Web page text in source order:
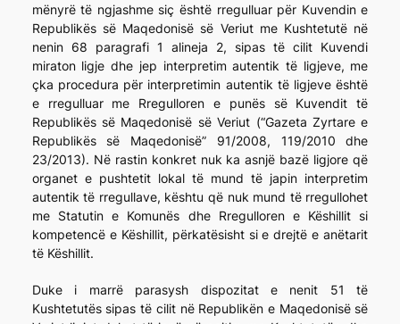
mënyrë të ngjashme siç është rregulluar për Kuvendin e
Republikës së Maqedonisë së Veriut me Kushtetutë në
nenin 68 paragrafi 1 alineja 2, sipas të cilit Kuvendi
miraton ligje dhe jep interpretim autentik të ligjeve, me
çka procedura për interpretimin autentik të ligjeve është
e rregulluar me Rregulloren e punës së Kuvendit të
Republikës së Maqedonisë së Veriut (“Gazeta Zyrtare e
Republikës së Maqedonisë” 91/2008, 119/2010 dhe
23/2013). Në rastin konkret nuk ka asnjë bazë ligjore që
organet e pushtetit lokal të mund të japin interpretim
autentik të rregullave, kështu që nuk mund të rregullohet
me Statutin e Komunës dhe Rregulloren e Këshillit si
kompetencë e Këshillit, përkatësisht si e drejtë e anëtarit
të Këshillit.
Duke i marrë parasysh dispozitat e nenit 51 të
Kushtetutës sipas të cilit në Republikën e Maqedonisë së